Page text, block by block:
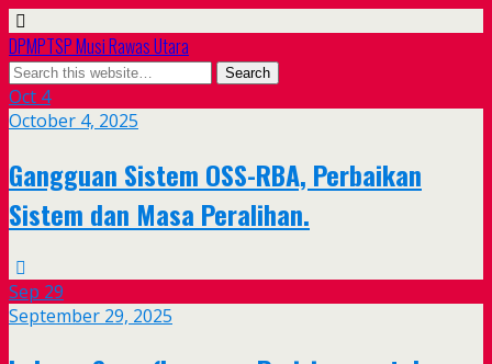
DPMPTSP Musi Rawas Utara
Oct 4
October 4, 2025
Gangguan Sistem OSS-RBA, Perbaikan
Sistem dan Masa Peralihan.
Sep 29
September 29, 2025